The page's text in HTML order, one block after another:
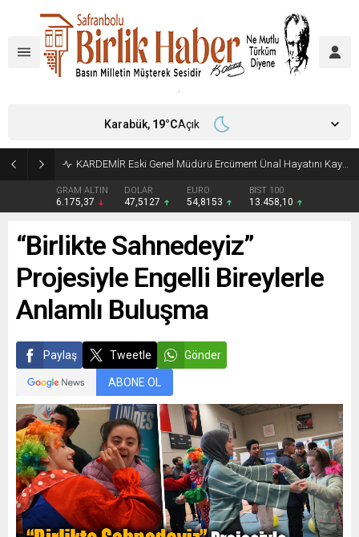
Türkiye, Suudi Arabistan ve Pakistan Ortak Savunma Anlaşması imzaladı
GRAM ALTIN
6.175,37
DOLAR
47,5127
EURO
54,8153
BIST 100
13.458,10
Karabük, 19°CAçık
“Birlikte Sahnede­yiz”
Projesiyle Engelli Bireylerle
Anlamlı Buluşma
Paylaş Tweetle Gönder
ABONE OL